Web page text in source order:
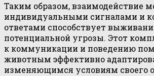
Таким образом, взаимодействие
индивидуальными сигналами и
ответами способствует
потенциальной угрозы. Этот
к коммуникации и поведению
животным эффективно
изменяющимся условиям своего